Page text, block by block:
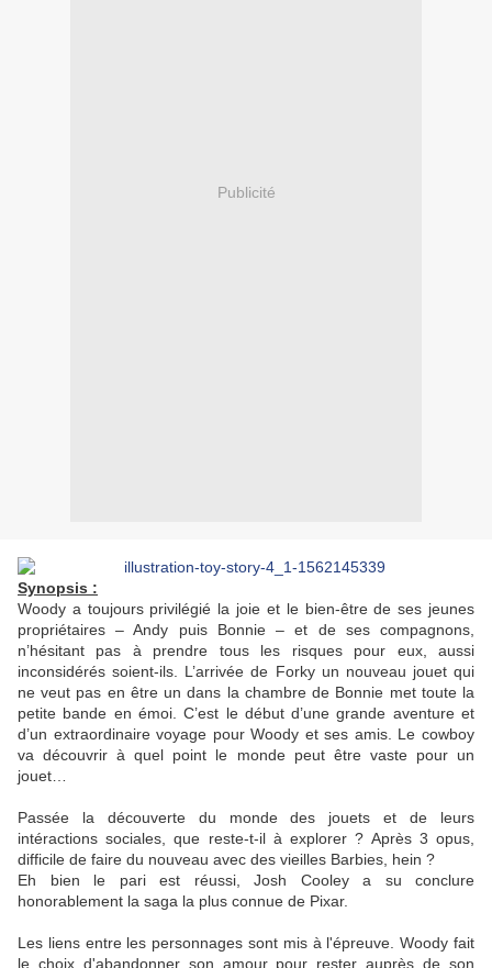
Publicité
Synopsis :
Woody a toujours privilégié la joie et le bien-être de ses jeunes
propriétaires – Andy puis Bonnie – et de ses compagnons,
n’hésitant pas à prendre tous les risques pour eux, aussi
inconsidérés soient-ils. L’arrivée de Forky un nouveau jouet qui
ne veut pas en être un dans la chambre de Bonnie met toute la
petite bande en émoi. C’est le début d’une grande aventure et
d’un extraordinaire voyage pour Woody et ses amis. Le cowboy
va découvrir à quel point le monde peut être vaste pour un
jouet…
Passée la découverte du monde des jouets et de leurs
intéractions sociales, que reste-t-il à explorer ? Après 3 opus,
difficile de faire du nouveau avec des vieilles Barbies, hein ?
Eh bien le pari est réussi, Josh Cooley a su conclure
honorablement la saga la plus connue de Pixar.
Les liens entre les personnages sont mis à l'épreuve. Woody fait
le choix d'abandonner son amour pour rester auprès de son